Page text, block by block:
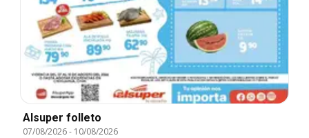
Alsuper folleto
07/08/2026- 10/08/2026